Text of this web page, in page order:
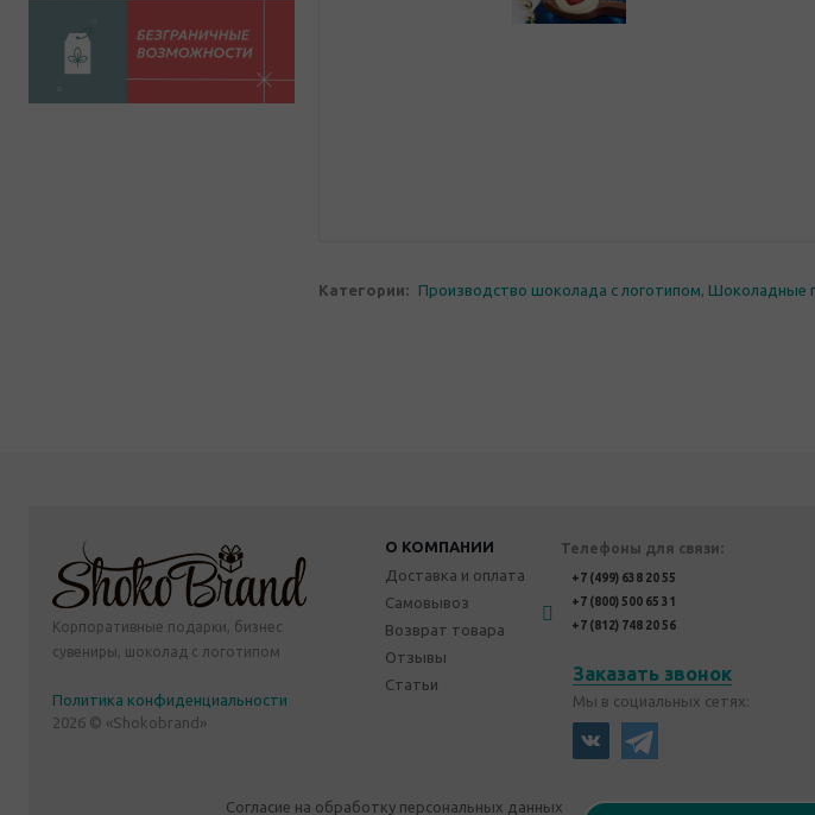
Категории: Производство шоколада с логотипом, Шоколадные
Корпоративные подарки, бизнес
сувениры, шоколад с логотипом
Политика конфиденциальности
2026 © «Shokobrand»
О КОМПАНИИ
Доставка и оплата
Самовывоз
Возврат товара
Отзывы
Статьи
Телефоны для связи:
+7 (499) 638 20 55
+7 (800) 500 65 31
+7 (812) 748 20 56
Заказать звонок
Мы в социальных сетях:
Согласие на обработку персональных данных Политика